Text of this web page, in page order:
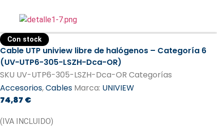
Con stock
Cable UTP uniview libre de halógenos – Categoría 6
(UV-UTP6-305-LSZH-Dca-OR)
SKU UV-UTP6-305-LSZH-Dca-OR Categorías
Accesorios,Cables Marca: UNIVIEW
74,87 €
(IVA INCLUIDO)